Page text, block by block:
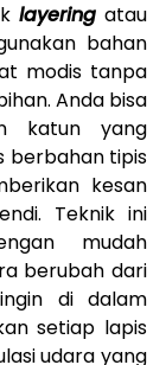
layering atau
bahan
modis tanpa
Anda bisa
katun yang
berbahan tipis
kesan
Teknik ini
mudah
berubah dari
di dalam
setiap lapis
udara yang